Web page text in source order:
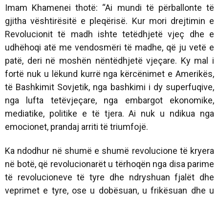
Imam Khamenei thotë: “Ai mundi të përballonte të
gjitha vështirësitë e pleqërisë. Kur mori drejtimin e
Revolucionit të madh ishte tetëdhjetë vjeç dhe e
udhëhoqi atë me vendosmëri të madhe, që ju vetë e
patë, deri në moshën nëntëdhjetë vjeçare. Ky mal i
fortë nuk u lëkund kurrë nga kërcënimet e Amerikës,
të Bashkimit Sovjetik, nga bashkimi i dy superfuqive,
nga lufta tetëvjeçare, nga embargot ekonomike,
mediatike, politike e të tjera. Ai nuk u ndikua nga
emocionet, prandaj arriti të triumfojë.
Ka ndodhur në shumë e shumë revolucione të kryera
në botë, që revolucionarët u tërhoqën nga disa parime
të revolucioneve të tyre dhe ndryshuan fjalët dhe
veprimet e tyre, ose u dobësuan, u frikësuan dhe u